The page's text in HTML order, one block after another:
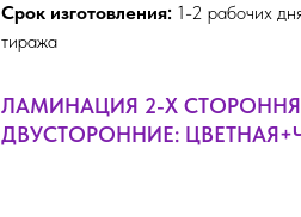
Срок изготовления: 1-2 рабочих
тиража
ЛАМИНАЦИЯ 2-Х
ДВУСТОРОННИЕ: